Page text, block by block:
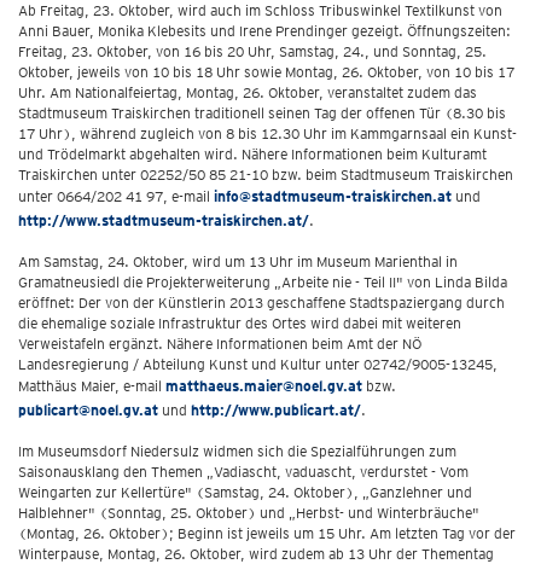
Ab Freitag, 23. Oktober, wird auch im Schloss Tribuswinkel Textilkunst von
Anni Bauer, Monika Klebesits und Irene Prendinger gezeigt. Öffnungszeiten:
Freitag, 23. Oktober, von 16 bis 20 Uhr, Samstag, 24., und Sonntag, 25.
Oktober, jeweils von 10 bis 18 Uhr sowie Montag, 26. Oktober, von 10 bis 17
Uhr. Am Nationalfeiertag, Montag, 26. Oktober, veranstaltet zudem das
Stadtmuseum Traiskirchen traditionell seinen Tag der offenen Tür (8.30 bis
17 Uhr), während zugleich von 8 bis 12.30 Uhr im Kammgarnsaal ein Kunst-
und Trödelmarkt abgehalten wird. Nähere Informationen beim Kulturamt
Traiskirchen unter 02252/50 85 21-10 bzw. beim Stadtmuseum Traiskirchen
unter 0664/202 41 97, e-mail info@stadtmuseum-traiskirchen.at und
http://www.stadtmuseum-traiskirchen.at/.
Am Samstag, 24. Oktober, wird um 13 Uhr im Museum Marienthal in
Gramatneusiedl die Projekterweiterung „Arbeite nie - Teil II" von Linda Bilda
eröffnet: Der von der Künstlerin 2013 geschaffene Stadtspaziergang durch
die ehemalige soziale Infrastruktur des Ortes wird dabei mit weiteren
Verweistafeln ergänzt. Nähere Informationen beim Amt der NÖ
Landesregierung / Abteilung Kunst und Kultur unter 02742/9005-13245,
Matthäus Maier, e-mail matthaeus.maier@noel.gv.at bzw.
publicart@noel.gv.at und http://www.publicart.at/.
Im Museumsdorf Niedersulz widmen sich die Spezialführungen zum
Saisonausklang den Themen „Vadiascht, vaduascht, verdurstet - Vom
Weingarten zur Kellertüre" (Samstag, 24. Oktober), „Ganzlehner und
Halblehner" (Sonntag, 25. Oktober) und „Herbst- und Winterbräuche"
(Montag, 26. Oktober); Beginn ist jeweils um 15 Uhr. Am letzten Tag vor der
Winterpause, Montag, 26. Oktober, wird zudem ab 13 Uhr der Thementag